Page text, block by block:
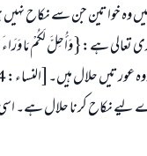
وہ خواتین جن سے نکاح نہیں
ہے: { وَأُحِلَّ لَكُمْ مَا وَرَاءَ
لیے نکاح کرنا حلال ہے۔